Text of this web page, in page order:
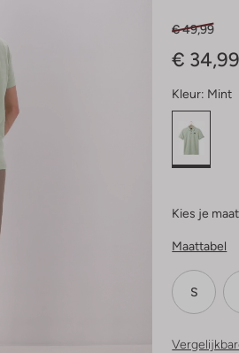
€ 49,99
€ 34,99
Kleur: Mint
Kies je
Maattabel
S